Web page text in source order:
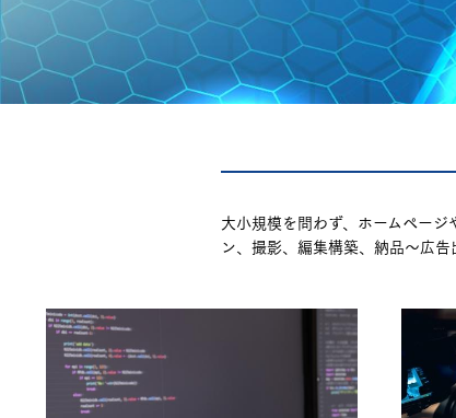
大小規模を問わず、ホームペー
ン、撮影、編集構築、納品～広告